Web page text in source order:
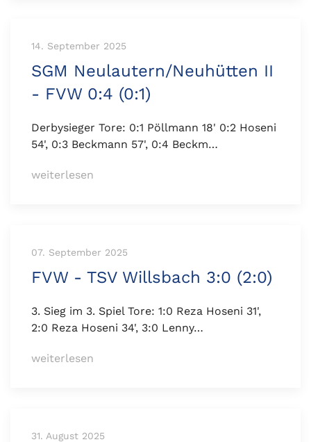
14. September 2025
SGM Neulautern/Neuhütten II
- FVW 0:4 (0:1)
Derbysieger Tore: 0:1 Pöllmann 18' 0:2 Hoseni
54', 0:3 Beckmann 57', 0:4 Beckm…
weiterlesen
07. September 2025
FVW - TSV Willsbach 3:0 (2:0)
3. Sieg im 3. Spiel Tore: 1:0 Reza Hoseni 31',
2:0 Reza Hoseni 34', 3:0 Lenny…
weiterlesen
31. August 2025